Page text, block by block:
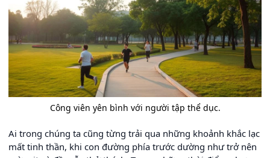
Công viên yên bình với người tập thể dục.
Ai trong chúng ta cũng từng trải qua những khoảnh khắc lạc
mất tinh thần, khi con đường phía trước dường như trở nên